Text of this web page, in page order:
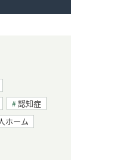
認知症
ホーム